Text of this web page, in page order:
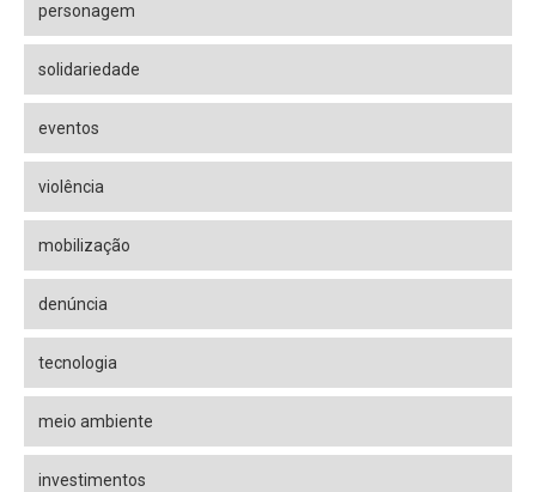
personagem
solidariedade
eventos
violência
mobilização
denúncia
tecnologia
meio ambiente
investimentos